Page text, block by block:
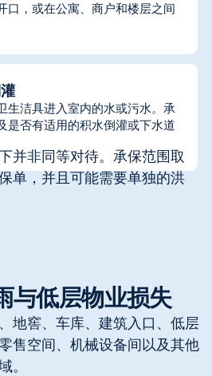
口，或在公寓、商户和楼层之间
生洁具进入室内的水或污水。承
是否有适用的积水倒灌或下水道
并非同等对待。承保范围取
单，并且可能需要单独的洪
与低层物业损失
地窖、车库、建筑入口、低层
售空间、机械设备间以及其他
。